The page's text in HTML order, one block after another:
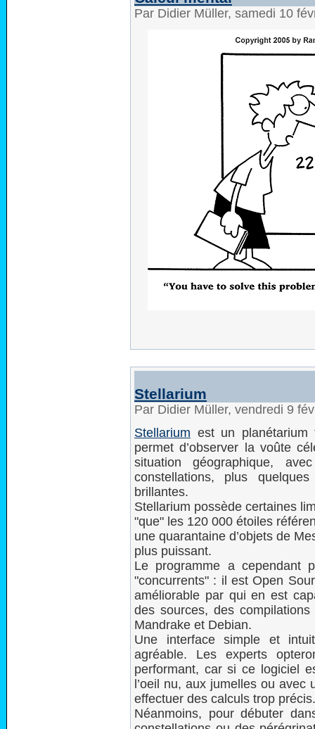
Par Didier Müller, samedi 10
Stellarium
Par Didier Müller, vendredi 9
Stellarium est un
permet d’observer la voûte
situation géographique,
constellations, plus
brillantes.
Stellarium possède certaines
"que" les 120 000 étoiles
une quarantaine d’objets de
plus puissant.
Le programme a cependant
"concurrents" : il est Open
améliorable par qui en est
des sources, des
Mandrake et Debian.
Une interface simple et
agréable. Les experts
performant, car si ce logiciel
l’oeil nu, aux jumelles ou
effectuer des calculs trop précis.
Néanmoins, pour débuter